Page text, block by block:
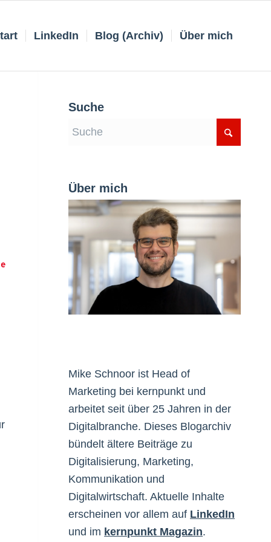
LinkedIn Blog (Archiv) Über mich
Suche
Über mich
Mike Schnoor ist Head of
Marketing bei kernpunkt und
arbeitet seit über 25 Jahren in der
Digitalbranche. Dieses Blogarchiv
bündelt ältere Beiträge zu
Digitalisierung, Marketing,
Kommunikation und
Digitalwirtschaft. Aktuelle Inhalte
erscheinen vor allem auf LinkedIn
und im kernpunkt Magazin.